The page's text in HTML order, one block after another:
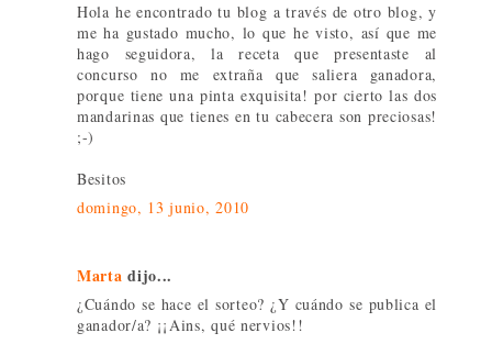
Hola he encontrado tu blog a través de otro blog, y
me ha gustado mucho, lo que he visto, así que me
hago seguidora, la receta que presentaste al
concurso no me extraña que saliera ganadora,
porque tiene una pinta exquisita! por cierto las dos
mandarinas que tienes en tu cabecera son preciosas!
;-)
Besitos
domingo, 13 junio, 2010
Marta dijo...
¿Cuándo se hace el sorteo? ¿Y cuándo se publica el
ganador/a? ¡¡Ains, qué nervios!!